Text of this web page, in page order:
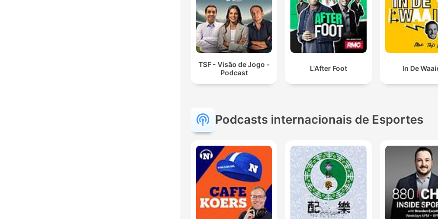
TSF - Visão de Jogo -
Podcast
L'After Foot In De
Podcasts internacionais de Esportes